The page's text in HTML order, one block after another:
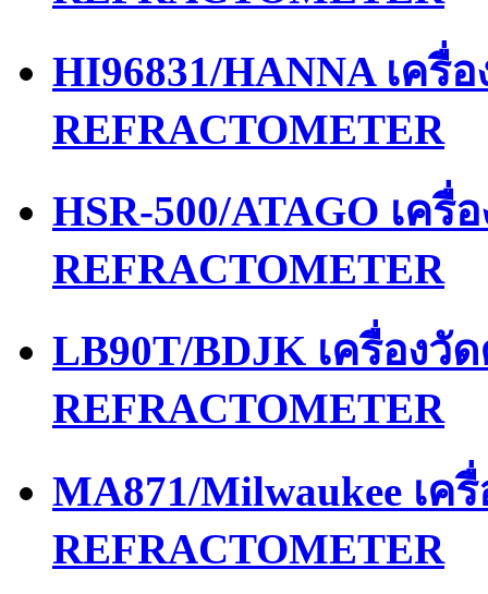
HI96831/HANNA เค
REFRACTOMETER
HSR-500/ATAGO เค
REFRACTOMETER
LB90T/BDJK เครื่องวั
REFRACTOMETER
MA871/Milwaukee เ
REFRACTOMETER